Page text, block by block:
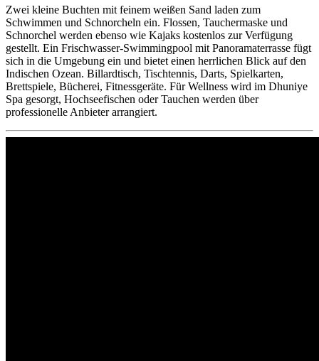
Zwei kleine Buchten mit feinem weißen Sand laden zum
Schwimmen und Schnorcheln ein. Flossen, Tauchermaske und
Schnorchel werden ebenso wie Kajaks kostenlos zur Verfügung
gestellt. Ein Frischwasser-Swimmingpool mit Panoramaterrasse fügt
sich in die Umgebung ein und bietet einen herrlichen Blick auf den
Indischen Ozean. Billardtisch, Tischtennis, Darts, Spielkarten,
Brettspiele, Bücherei, Fitnessgeräte. Für Wellness wird im Dhuniye
Spa gesorgt, Hochseefischen oder Tauchen werden über
professionelle Anbieter arrangiert.